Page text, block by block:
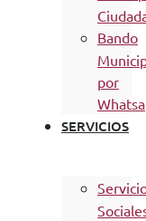
Bando
por
SERVICIOS